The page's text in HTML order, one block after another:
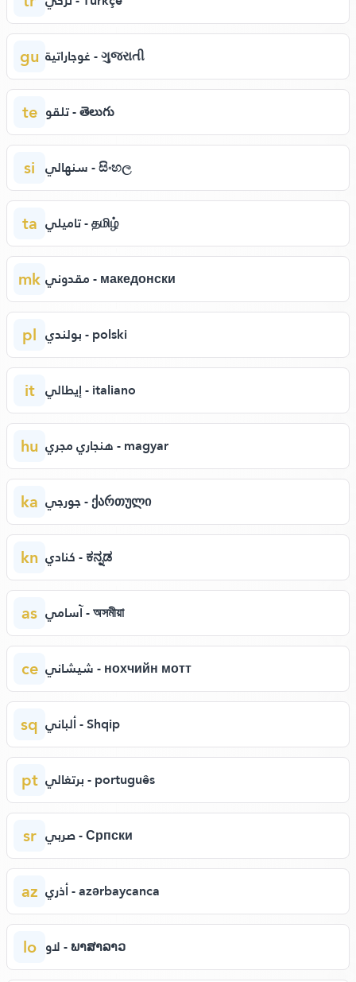
gu غوجاراتية - ગુજરાતી
te تلقو - తెలుగు
si سنهالي - සිංහල
ta تاميلي - தமிழ்
mk مقدوني - македонски
pl بولندي - polski
it إيطالي - italiano
hu هنجاري مجري - magyar
ka جورجي - ქართული
kn كنادي - ಕನ್ನಡ
as آسامي - অসমীয়া
ce شيشاني - нохчийн мотт
sq ألباني - Shqip
pt برتغالي - português
sr صربي - Српски
az أذري - azərbaycanca
lo لاو - ພາສາລາວ